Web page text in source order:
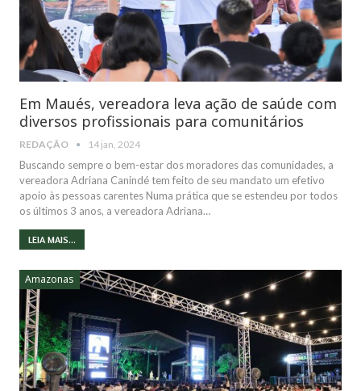
Em Maués, vereadora leva ação de saúde com
diversos profissionais para comunitários
REDAÇÃO 14 jan, 2024
Buscando sempre o bem-estar dos moradores das comunidades, a
vereadora Adriana Canindé tem feito de seu mandato um efetivo
apoio às pessoas carentes Numa prática que se estendeu por todos
os últimos 3 anos, a vereadora Adriana…
LEIA MAIS...
Amazonas